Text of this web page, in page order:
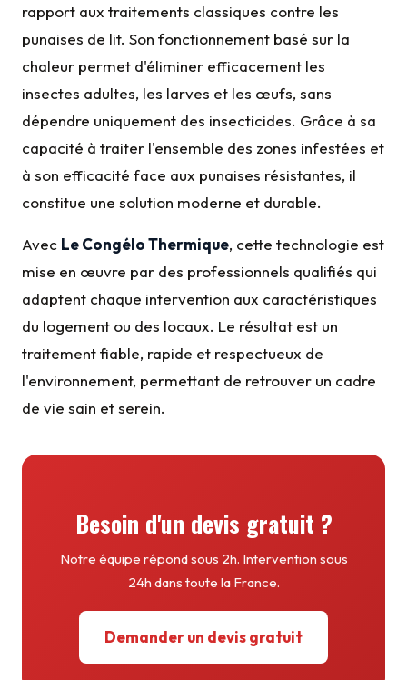
rapport aux traitements classiques contre les
punaises de lit. Son fonctionnement basé sur la
chaleur permet d'éliminer efficacement les
insectes adultes, les larves et les œufs, sans
dépendre uniquement des insecticides. Grâce à sa
capacité à traiter l'ensemble des zones infestées et
à son efficacité face aux punaises résistantes, il
constitue une solution moderne et durable.
Avec Le Congélo Thermique, cette technologie est
mise en œuvre par des professionnels qualifiés qui
adaptent chaque intervention aux caractéristiques
du logement ou des locaux. Le résultat est un
traitement fiable, rapide et respectueux de
l'environnement, permettant de retrouver un cadre
de vie sain et serein.
Besoin d'un devis gratuit ?
Notre équipe répond sous 2h. Intervention sous
24h dans toute la France.
Demander un devis gratuit